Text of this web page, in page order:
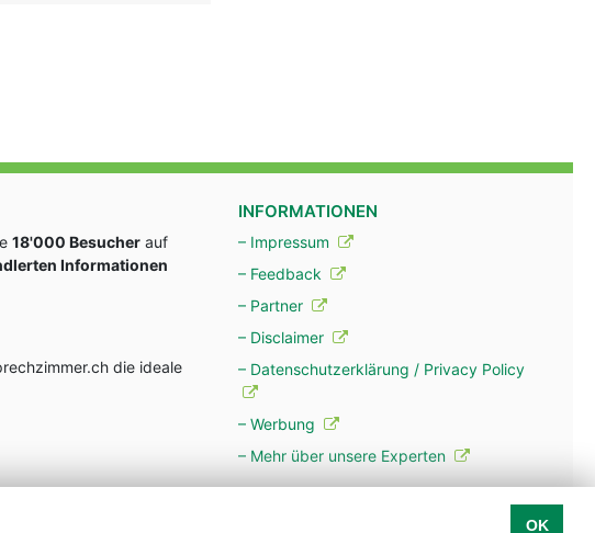
18'000 Besucher auf
Informationen
die ideale
INFORMATIONEN
– Impressum
– Feedback
– Partner
– Disclaimer
– Datenschutzerklärung / Privacy Policy
– Werbung
– Mehr über unsere Experten
OK